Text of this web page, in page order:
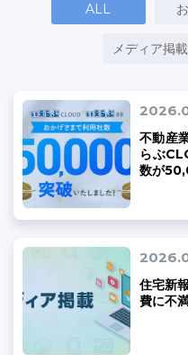
ホームページ制作について
ユーザーインタビュー
ALL
メディア掲載
不動産
らぶ
数が
住宅新
費に不